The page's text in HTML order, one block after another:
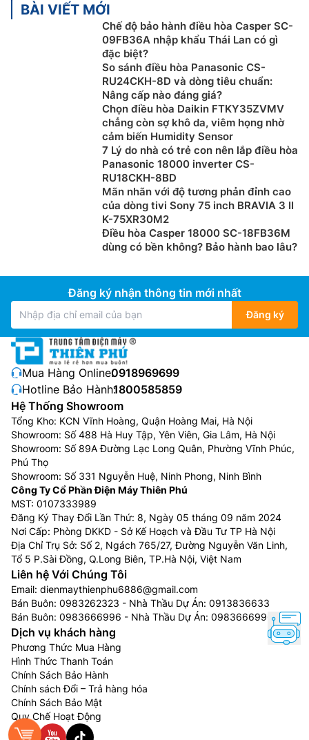
Tản nhiệt chống ăn mòn
Bề mặt cánh tản nhiệt dàn nóngDaikin
FTF50XV1V/RF50XV1V được phủ lớp nhựa acrylic làm
tăng cường khả năng chống lại mưa axít và hơi muối.
Kế đến là lớp màng có khả năng thấm nước có tác
dụng chống rỉ sét gây ra do nước đọng.
BÀI VIẾT MỚI
Chế độ bảo hành điều hòa Casper SC-
09FB36A nhập khẩu Thái Lan có gì
đặc biệt?
So sánh điều hòa Panasonic CS-
RU24CKH-8D và dòng tiêu chuẩn:
Nâng cấp nào đáng giá?
Chọn điều hòa Daikin FTKY35ZVMV
chẳng còn sợ khô da, viêm họng nhờ
cảm biến Humidity Sensor
7 Lý do nhà có trẻ con nên lắp điều hòa
Panasonic 18000 inverter CS-
RU18CKH-8BD
Mãn nhãn với độ tương phản đỉnh cao
của dòng tivi Sony 75 inch BRAVIA 3 II
K-75XR30M2
Điều hòa Casper 18000 SC-18FB36M
dùng có bền không? Bảo hành bao lâu?
Đăng ký nhận thông tin mới nhất
Đăng ký
Mua Hàng Online:0918969699
Hotline Bảo Hành:1800585859
Hệ Thống Showroom
Tổng Kho: KCN Vĩnh Hoàng, Quận Hoàng Mai, Hà Nội
Showroom: Số 488 Hà Huy Tập, Yên Viên, Gia Lâm, Hà Nội
Showroom: Số 89A Đường Lạc Long Quân, Phường Vĩnh Phúc,
Phú Thọ
Showroom: Số 331 Nguyễn Huệ, Ninh Phong, Ninh Bình
Công Ty Cổ Phần Điện Máy Thiên Phú
MST: 0107333989
Đăng Ký Thay Đổi Lần Thứ: 8, Ngày 05 tháng 09 năm 2024
Nơi Cấp: Phòng DKKD - Sở Kế Hoạch và Đầu Tư TP Hà Nội
Địa Chỉ Trụ Sở: Số 2, Ngách 765/27, Đường Nguyễn Văn Linh,
Tổ 5 P.Sài Đồng, Q.Long Biên, TP.Hà Nội, Việt Nam
Liên hệ Với Chúng Tôi
Email: dienmaythienphu6886@gmail.com
Bán Buôn: 0983262323 - Nhà Thầu Dự Án: 0913836633
Bán Buôn: 0983666996 - Nhà Thầu Dự Án: 0983666996
Dịch vụ khách hàng
Phương Thức Mua Hàng
Hình Thức Thanh Toán
Chính Sách Bảo Hành
Chính sách Đổi – Trả hàng hóa
Chính Sách Bảo Mật
Quy Chế Hoạt Động